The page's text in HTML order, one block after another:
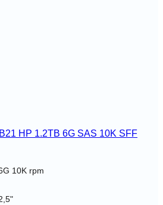
HP 1.2TB 6G SAS 10K SFF
10K rpm